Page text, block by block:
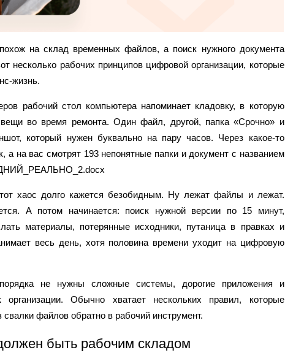
на склад временных файлов, а поиск нужного документа
несколько рабочих принципов цифровой организации, которые
жизнь.
рабочий стол компьютера напоминает кладовку, в которую
во время ремонта. Один файл, другой, папка «Срочно» и
который нужен буквально на пару часов. Через какое-то
а на вас смотрят 193 непонятные папки и документ с названием
хаос долго кажется безобидным. Ну лежат файлы и лежат.
А потом начинается: поиск нужной версии по 15 минут,
материалы, потерянные исходники, путаница в правках и
весь день, хотя половина времени уходит на цифровую
не нужны сложные системы, дорогие приложения и
Обычно хватает нескольких правил, которые
файлов обратно в рабочий инструмент.
быть рабочим складом